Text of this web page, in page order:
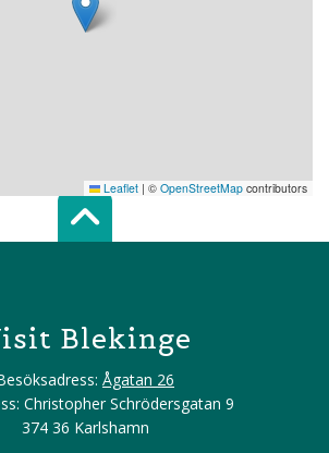
Leaflet | © OpenStreetMap contributors
Scroll top of
Blekinge
Ågatan 26
Christopher Schrödersgatan 9
374 36 Karlshamn